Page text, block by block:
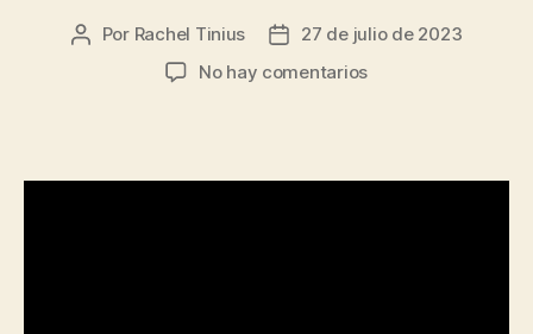
Autor
Por Rachel Tinius
Fecha27 de julio de 2023
No hay comentariosen